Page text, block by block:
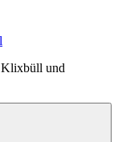
Klixbüll und